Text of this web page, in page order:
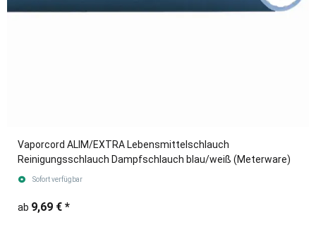
Vaporcord ALIM/EXTRA Lebensmittelschlauch
Reinigungsschlauch Dampfschlauch blau/weiß (Meterware)
Sofort verfügbar
ab 9,69 € *